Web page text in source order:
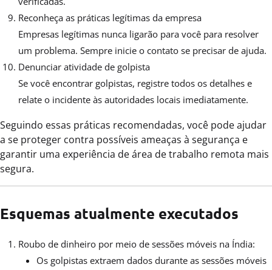
Reconheça as práticas legítimas da empresa
Empresas legítimas nunca ligarão para você para resolver
um problema. Sempre inicie o contato se precisar de ajuda.
Denunciar atividade de golpista
Se você encontrar golpistas, registre todos os detalhes e
relate o incidente às autoridades locais imediatamente.
Seguindo essas práticas recomendadas, você pode ajudar
a se proteger contra possíveis ameaças à segurança e
garantir uma experiência de área de trabalho remota mais
segura.
Esquemas atualmente executados
Roubo de dinheiro por meio de sessões móveis na Índia:
Os golpistas extraem dados durante as sessões móveis